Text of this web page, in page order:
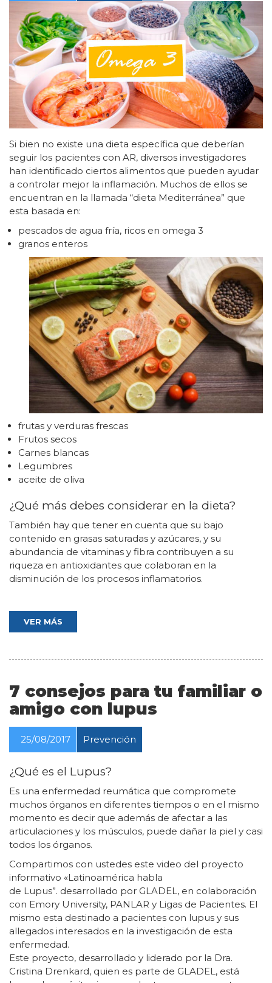
Si bien no existe una dieta específica que deberían
seguir los pacientes con AR, diversos investigadores
han identificado ciertos alimentos que pueden ayudar
a controlar mejor la inflamación. Muchos de ellos se
encuentran en la llamada “dieta Mediterránea” que
esta basada en:
pescados de agua fría, ricos en omega 3
granos enteros
frutas y verduras frescas
Frutos secos
Carnes blancas
Legumbres
aceite de oliva
¿Qué más debes considerar en la dieta?
También hay que tener en cuenta que su bajo
contenido en grasas saturadas y azúcares, y su
abundancia de vitaminas y fibra contribuyen a su
riqueza en antioxidantes que colaboran en la
disminución de los procesos inflamatorios.
VER MÁS
7 consejos para tu familiar o
amigo con lupus
25/08/2017 Prevención
¿Qué es el Lupus?
Es una enfermedad reumática que compromete
muchos órganos en diferentes tiempos o en el mismo
momento es decir que además de afectar a las
articulaciones y los músculos, puede dañar la piel y casi
todos los órganos.
Compartimos con ustedes este video del proyecto
informativo «Latinoamérica habla
de Lupus”. desarrollado por GLADEL, en colaboración
con Emory University, PANLAR y Ligas de Pacientes. El
mismo esta destinado a pacientes con lupus y sus
allegados interesados en la investigación de esta
enfermedad.
Este proyecto, desarrollado y liderado por la Dra.
Cristina Drenkard, quien es parte de GLADEL, está